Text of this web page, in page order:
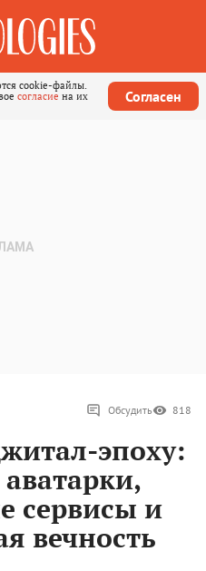
cookie-файлы.
согласие на их
Согласен
Обсудить 818
эпоху:
сервисы и
вечность